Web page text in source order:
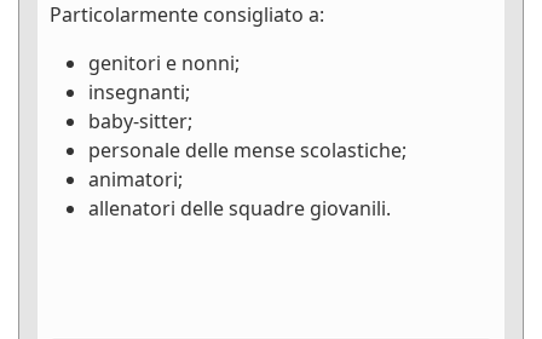
Particolarmente consigliato a:
genitori e nonni;
insegnanti;
baby-sitter;
personale delle mense scolastiche;
animatori;
allenatori delle squadre giovanili.